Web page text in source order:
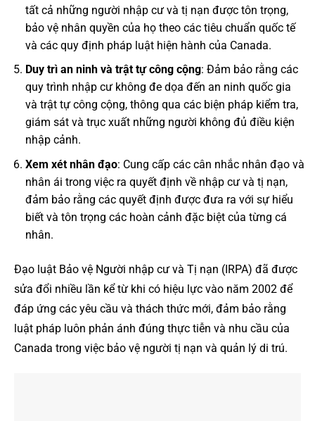
tất cả những người nhập cư và tị nạn được tôn trọng,
bảo vệ nhân quyền của họ theo các tiêu chuẩn quốc tế
và các quy định pháp luật hiện hành của Canada.
Duy trì an ninh và trật tự công cộng: Đảm bảo rằng các
quy trình nhập cư không đe dọa đến an ninh quốc gia
và trật tự công cộng, thông qua các biện pháp kiểm tra,
giám sát và trục xuất những người không đủ điều kiện
nhập cảnh.
Xem xét nhân đạo: Cung cấp các cân nhắc nhân đạo và
nhân ái trong việc ra quyết định về nhập cư và tị nạn,
đảm bảo rằng các quyết định được đưa ra với sự hiểu
biết và tôn trọng các hoàn cảnh đặc biệt của từng cá
nhân.
Đạo luật Bảo vệ Người nhập cư và Tị nạn (IRPA) đã được
sửa đổi nhiều lần kể từ khi có hiệu lực vào năm 2002 để
đáp ứng các yêu cầu và thách thức mới, đảm bảo rằng
luật pháp luôn phản ánh đúng thực tiễn và nhu cầu của
Canada trong việc bảo vệ người tị nạn và quản lý di trú.